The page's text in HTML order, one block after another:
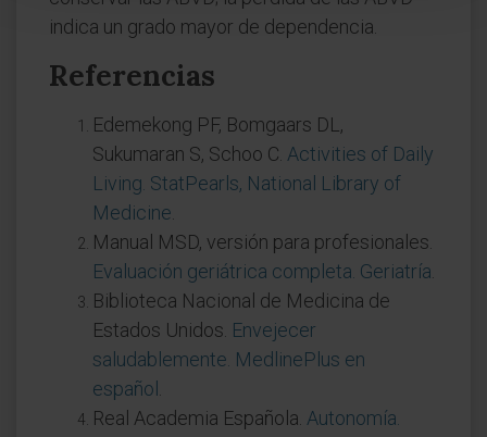
indica un grado mayor de dependencia.
Referencias
Edemekong PF, Bomgaars DL,
Sukumaran S, Schoo C. Activities of Daily
Living. StatPearls, National Library of
Medicine
Manual MSD, versión para profesionales.
Evaluación geriátrica completa. Geriatría
Biblioteca Nacional de Medicina de
Estados Unidos. Envejecer
saludablemente. MedlinePlus en
español
Real Academia Española. Autonomía.